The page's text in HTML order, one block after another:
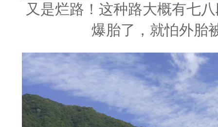
又是烂路！这种路大概有七
爆胎了，就怕外胎